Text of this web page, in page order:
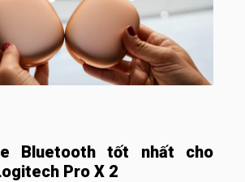
Bluetooth tốt nhất cho
Pro X 2